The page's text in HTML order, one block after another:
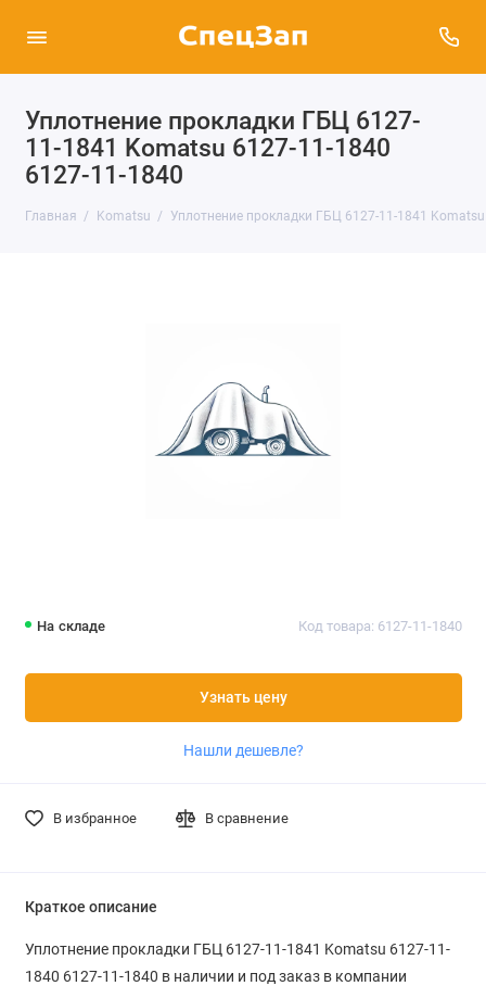
Уплотнение прокладки ГБЦ 6127-
11-1841 Komatsu 6127-11-1840
6127-11-1840
Главная Komatsu Уплотнение прокладки ГБЦ 6127-11-1841
На складе Код товара: 6127-11-1840
Узнать цену
Нашли дешевле?
В избранное В сравнение
Краткое описание
Уплотнение прокладки ГБЦ 6127-11-1841 Komatsu 6127-11-
1840 6127-11-1840 в наличии и под заказ в компании